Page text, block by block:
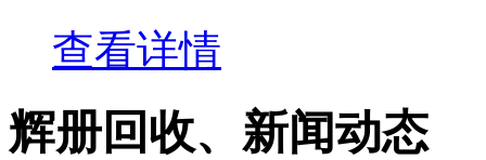
查看详情
辉册回收、新闻动态